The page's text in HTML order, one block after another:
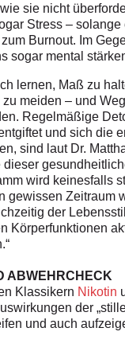
sie nicht
Stress –
Burnout. Im
sogar mental
lernen, Maß zu
zu meiden – und
Regelmäßige
und sich die
sind laut Dr.
dieser
wird keinesfalls
gewissen Zeitraum
der
Körperfunktionen
ABWEHRCHECK
Klassikern Nikotin
der
und auch